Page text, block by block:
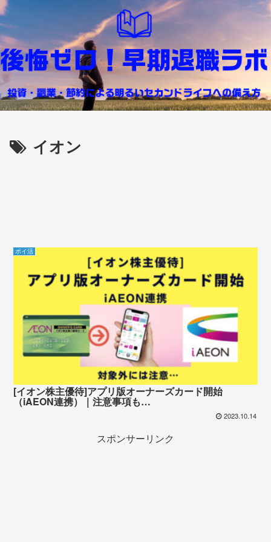
イオン
ポイ活
[イオン株主優待]アプリ版オーナーズカード開始
（iAEON連携）｜注意事項も…
2023.10.14
スポンサーリンク